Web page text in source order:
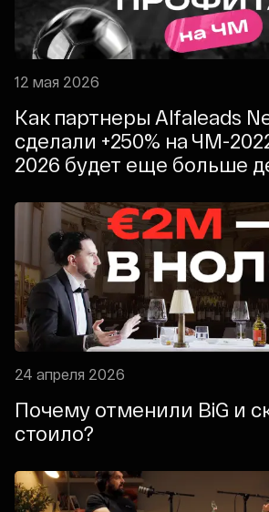
12 мая 2026
Как партнеры Alfaleads
сделали +250% на ЧМ-
2026 будет еще больше
24 апреля 2026
Почему отменили BiG и
стоило?